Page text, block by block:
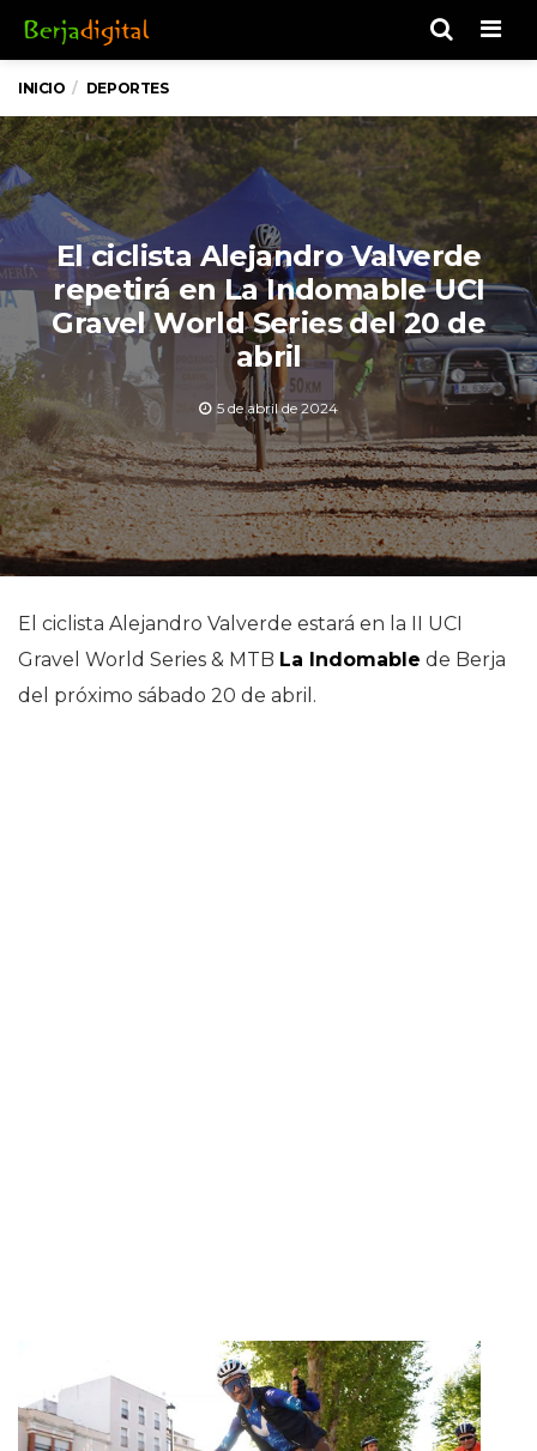
INICIO DEPORTES
El ciclista Alejandro Valverde
repetirá en La Indomable UCI
Gravel World Series del 20 de
abril
5 de abril de 2024
El ciclista Alejandro Valverde estará en la II UCI
Gravel World Series & MTB La Indomable de Berja
del próximo sábado 20 de abril.